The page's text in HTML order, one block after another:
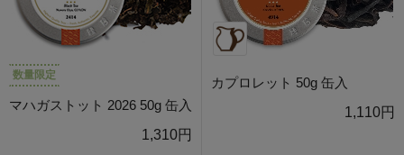
数量限定
マハガストット 2026 50g 缶入
1,310円
カプロレット 50g 缶入
1,110円